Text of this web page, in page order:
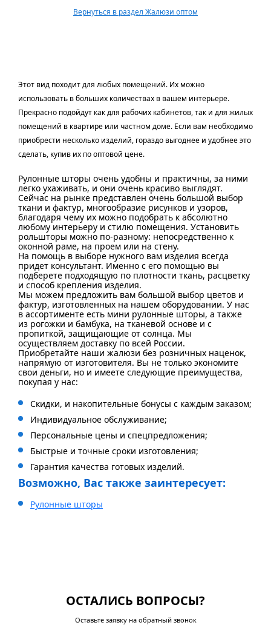
Вернуться в раздел Жалюзи оптом
Этот вид походит для любых помещений. Их можно
использовать в больших количествах в вашем интерьере.
Прекрасно подойдут как для рабочих кабинетов, так и для жилых
помещений в квартире или частном доме. Если вам необходимо
приобрести несколько изделий, гораздо выгоднее и удобнее это
сделать, купив их по оптовой цене.
Рулонные шторы очень удобны и практичны, за ними
легко ухаживать, и они очень красиво выглядят.
Сейчас на рынке представлен очень большой выбор
ткани и фактур, многообразие рисунков и узоров,
благодаря чему их можно подобрать к абсолютно
любому интерьеру и стилю помещения. Установить
рольшторы можно по-разному: непосредственно к
оконной раме, на проем или на стену.
На помощь в выборе нужного вам изделия всегда
придет консультант. Именно с его помощью вы
подберете подходящую по плотности ткань, расцветку
и способ крепления изделия.
Мы можем предложить вам большой выбор цветов и
фактур, изготовленных на нашем оборудовании. У нас
в ассортименте есть мини рулонные шторы, а также
из рогожки и бамбука, на тканевой основе и с
пропиткой, защищающие от солнца. Мы
осуществляем доставку по всей России.
Приобретайте наши жалюзи без розничных наценок,
напрямую от изготовителя. Вы не только экономите
свои деньги, но и имеете следующие преимущества,
покупая у нас:
Скидки, и накопительные бонусы с каждым заказом;
Индивидуальное обслуживание;
Персональные цены и спецпредложения;
Быстрые и точные сроки изготовления;
Гарантия качества готовых изделий.
Возможно, Вас также заинтересует:
Рулонные шторы
ОСТАЛИСЬ ВОПРОСЫ?
Оставьте заявку на обратный звонок